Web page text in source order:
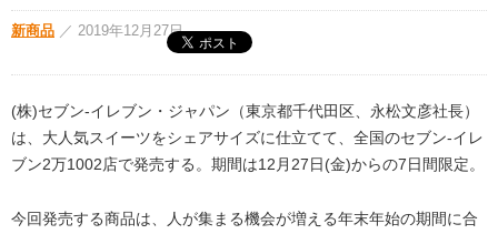
新商品 ／ 2019年12月27日
(株)セブン-イレブン・ジャパン（東京都千代田区、永松文彦社長）
は、大人気スイーツをシェアサイズに仕立てて、全国のセブン‐イレ
ブン2万1002店で発売する。期間は12月27日(金)からの7日間限定。
今回発売する商品は、人が集まる機会が増える年末年始の期間に合